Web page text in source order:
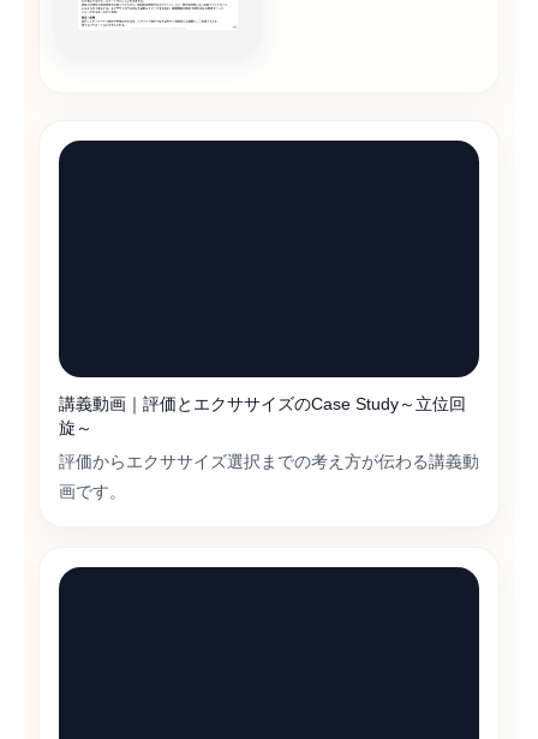
講義動画｜評価とエクササイズのCase Study～立位回
旋～
評価からエクササイズ選択までの考え方が伝わる講義動
画です。